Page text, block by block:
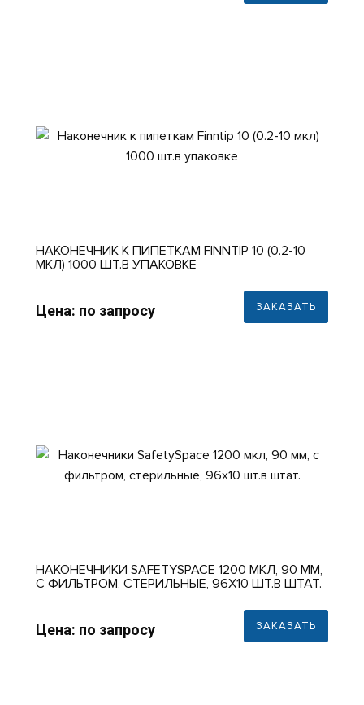
НАКОНЕЧНИК К ПИПЕТКАМ FINNTIP 10 (0.2-10
МКЛ) 1000 ШТ.В УПАКОВКЕ
Цена: по запросу ЗАКАЗАТЬ
НАКОНЕЧНИКИ SAFETYSPACE 1200 МКЛ, 90 ММ,
С ФИЛЬТРОМ, СТЕРИЛЬНЫЕ, 96X10 ШТ.В ШТАТ.
Цена: по запросу ЗАКАЗАТЬ